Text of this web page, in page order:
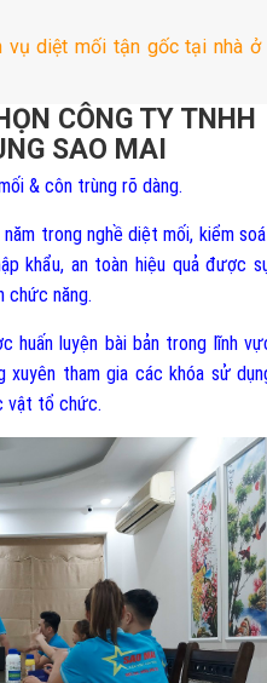
diệt mối tận gốc tại nhà ở
CÔNG TY TNHH
SAO MAI
& côn trùng rõ dàng.
trong nghề diệt mối, kiểm
khẩu, an toàn hiệu quả được
chức năng.
huấn luyện bài bản trong lĩnh
tham gia các khóa sử
vật tổ chức.